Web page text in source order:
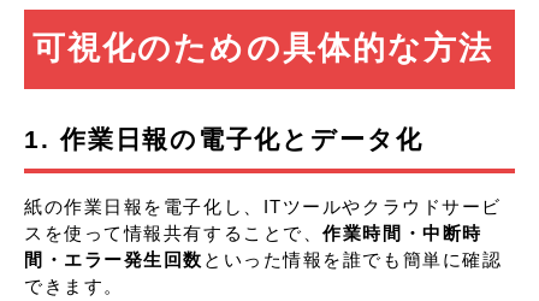
可視化のための具体的な方法
1. 作業日報の電子化とデータ化
紙の作業日報を電子化し、ITツールやクラウドサービ
スを使って情報共有することで、作業時間・中断時
間・エラー発生回数 といった情報を誰でも簡単に確認
できます。